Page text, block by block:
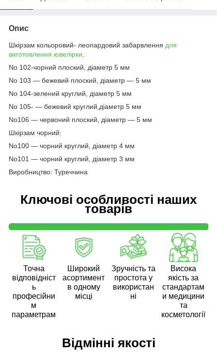
Опис
Шкірзам кольоровий- леопардовий забарвлення для
виготовлення ювелірки
No 102-чорний плоский, діаметр 5 мм
No 103 — бежевий плоский, діаметр — 5 мм
No 104-зелений круглий, діаметр 5 мм
No 105- — бежевий круглий,діаметр 5 мм
No106 — червоний плоский, діаметр — 5 мм
Шкірзам чорний:
No100 — чорний круглий, діаметр 4 мм
No101 — чорний круглий, діаметр 3 мм
Виробництво: Туреччина
Ключові особливості наших
товарів
Точна
відповідніст
ь
професійни
м
параметрам
Широкий
асортимент
в одному
місці
Зручність та
простота у
використан
ні
Висока
якість за
стандартам
и медицини
та
косметології
Відмінні якості